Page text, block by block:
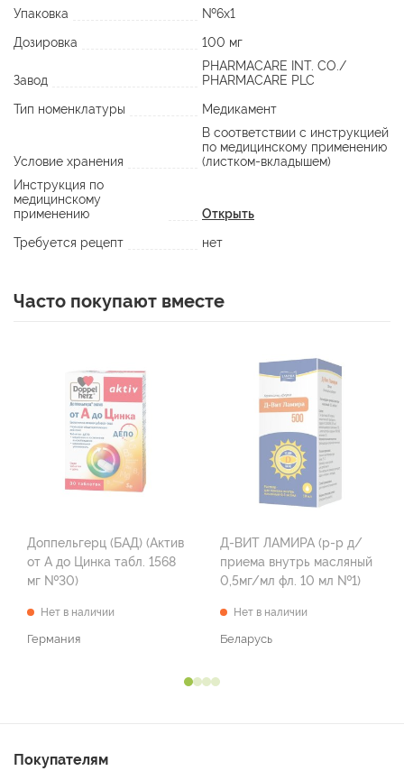
Упаковка
№6х1
Дозировка
100 мг
Завод
PHARMACARE INT. CO./
PHARMACARE PLC
Тип номенклатуры
Медикамент
Условие хранения
В соответствии с инструкцией
по медицинскому применению
(листком-вкладышем)
Инструкция по
медицинскому
применению
Открыть
Требуется рецепт
нет
Часто покупают вместе
Доппельгерц (БАД) (Актив
от А до Цинка табл. 1568
мг №30)
Нет в наличии
Германия
Д-ВИТ ЛАМИРА (р-р д/
приема внутрь масляный
0,5мг/мл фл. 10 мл №1)
Нет в наличии
Беларусь
Покупателям